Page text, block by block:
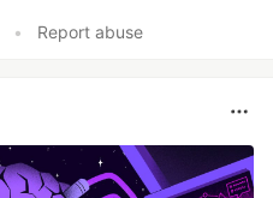
• Report abuse